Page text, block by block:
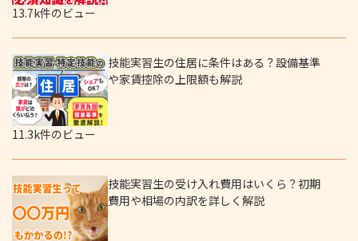
13.7k件のビュー
技能実習生の住居に条件はある？設備基準
や家賃控除の上限額も解説
11.3k件のビュー
技能実習生の受け入れ費用はいくら？初期
費用や相場の内訳を詳しく解説